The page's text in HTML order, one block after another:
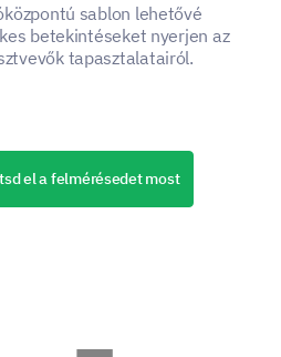
No Not sure
sablon lehetővé
betekintéseket nyerjen az
tapasztalatairól.
el a felmérésedet most